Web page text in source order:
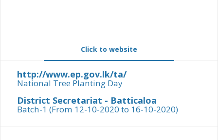
Click to website
http://www.ep.gov.lk/ta/
National Tree Planting Day
District Secretariat - Batticaloa
Batch-1 (From 12-10-2020 to 16-10-2020)